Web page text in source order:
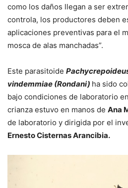
como los daños llegan a ser
controla, los productores deben
aplicaciones preventivas para el
mosca de alas manchadas”.
Este parasitoide
vindemmiae (Rondani) ha sido
bajo condiciones de laboratorio
crianza estuvo en manos de Ana
de laboratorio y dirigida por el
Ernesto Cisternas Arancibia.